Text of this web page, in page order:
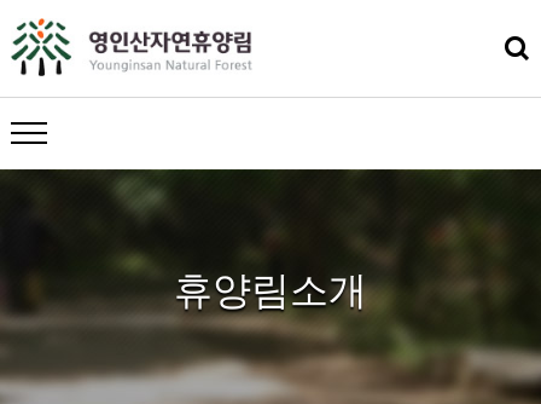
메뉴 열기
휴양림소개